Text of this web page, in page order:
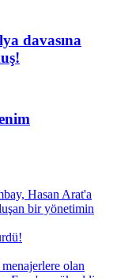
davasına